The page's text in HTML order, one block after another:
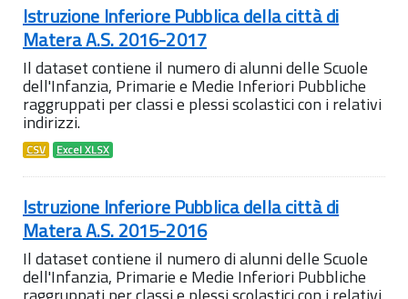
Istruzione Inferiore Pubblica della città di
Matera A.S. 2016-2017
Il dataset contiene il numero di alunni delle Scuole
dell'Infanzia, Primarie e Medie Inferiori Pubbliche
raggruppati per classi e plessi scolastici con i relativi
indirizzi.
CSV Excel XLSX
Istruzione Inferiore Pubblica della città di
Matera A.S. 2015-2016
Il dataset contiene il numero di alunni delle Scuole
dell'Infanzia, Primarie e Medie Inferiori Pubbliche